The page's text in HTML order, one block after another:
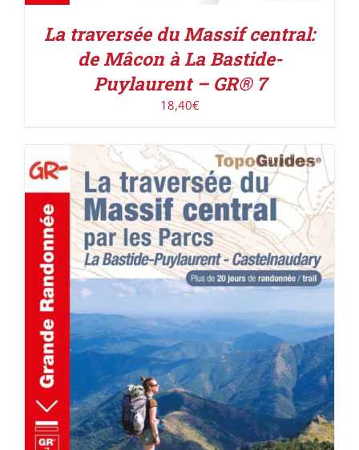
La traversée du Massif central:
de Mâcon à La Bastide-
Puylaurent – GR® 7
18,40€
AJOUTER AU PANIER / DÉTAILS